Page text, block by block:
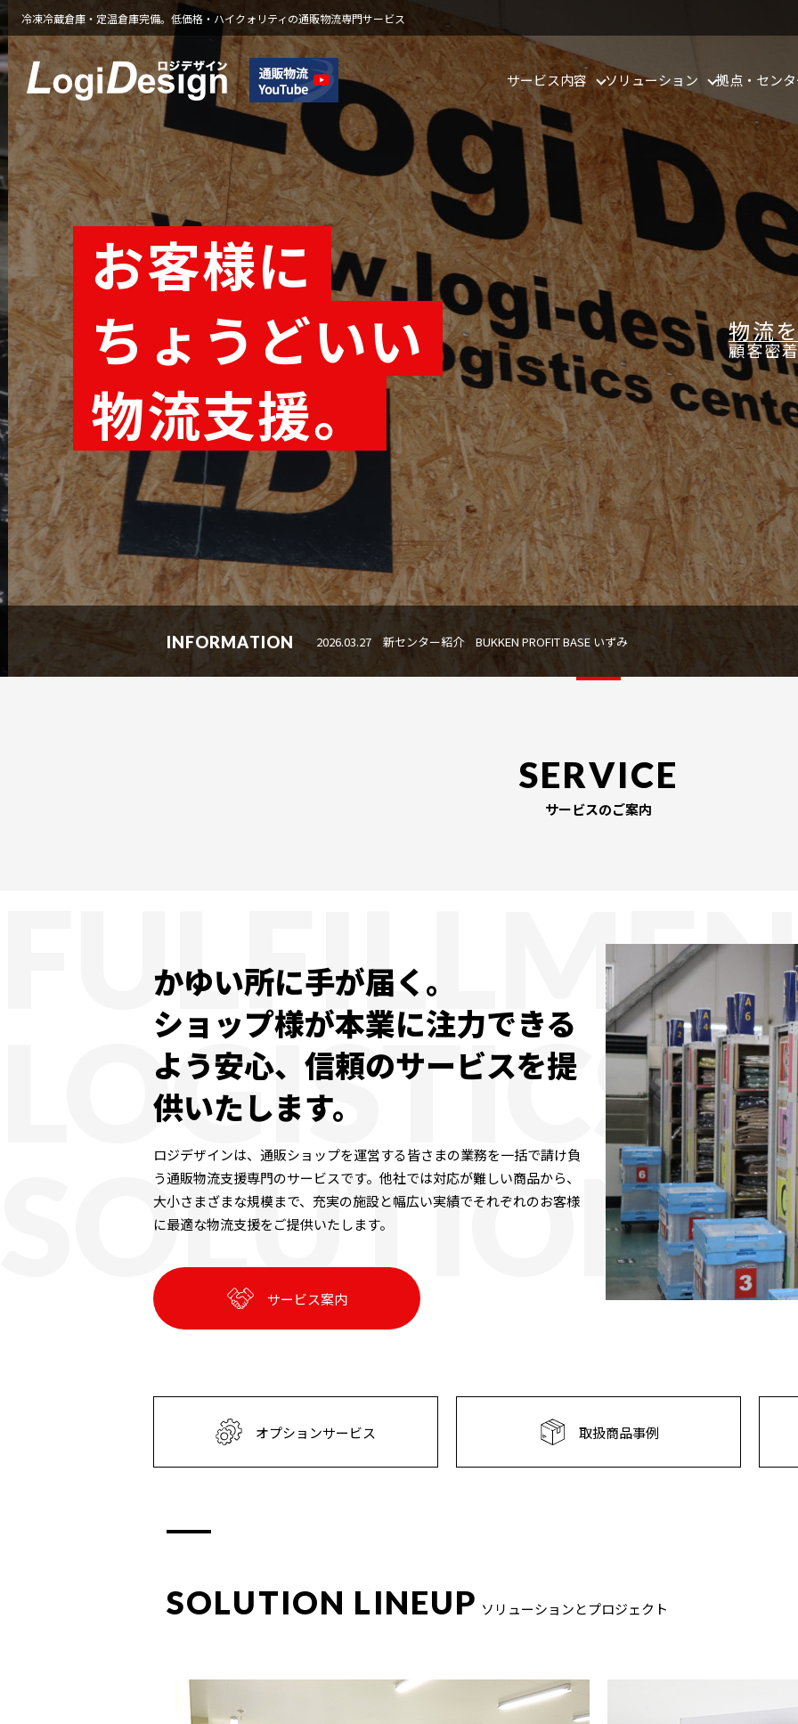
冷凍冷蔵倉庫・定温倉庫完備。低価格・ハイクォリティの通販物流専門サービス
通販物流専門 低価格・発送代行のロジデザイン
サービス内容 ソリューション 拠点・セン
お客様に
ちょうどいい
物流支援。
物流
顧客密
INFORMATION 2026.03.27 新センター紹介 BUKKEN PROFIT BASE いずみ
SERVICE
サービスのご案内
LOGISTICS
SOLUTIONS.
かゆい所に手が届く｡
ショップ様が本業に注力できる
よう安心、信頼のサービスを提
供いたします。
ロジデザインは、通販ショップを運営する皆さまの業務を一括で請け負
う通販物流支援専門のサービスです。他社では対応が難しい商品から、
大小さまざまな規模まで、充実の施設と幅広い実績でそれぞれのお客様
に最適な物流支援をご提供いたします。
サービス案内
オプションサービス 取扱商品事例
SOLUTION LINEUP ソリューションとプロジェクト